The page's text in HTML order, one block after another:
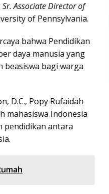
Sr. Associate Director of
of Pennsylvania.
bahwa Pendidikan
daya manusia yang
bagi warga
D.C., Popy Rufaidah
mahasiswa Indonesia
pendidikan antara